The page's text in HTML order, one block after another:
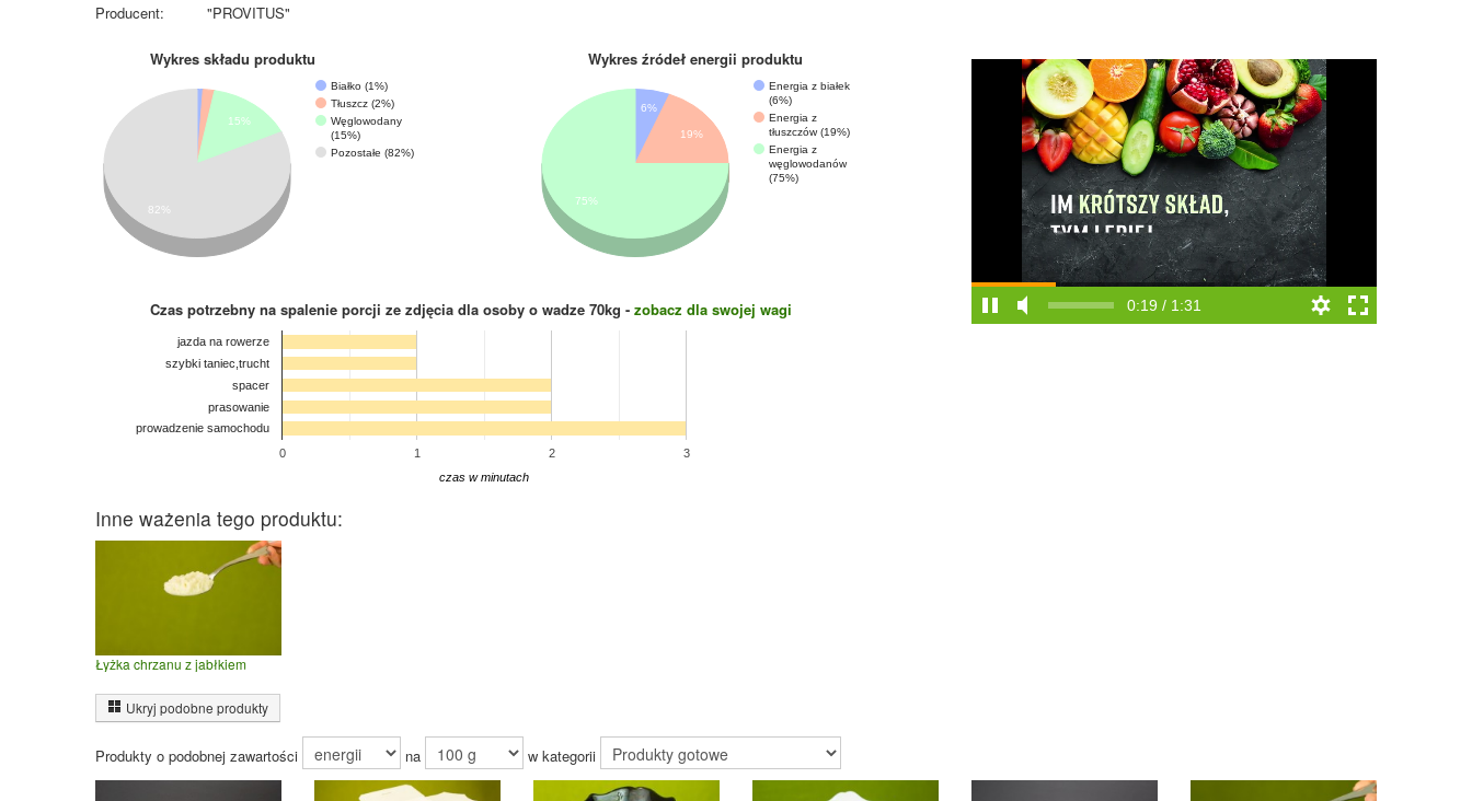
Producent:
"PROVITUS"
Wykres składu produktu
Białko (1%)
Tłuszcz (2%)
Węglowodany
(15%)
Pozostałe (82%)
15%
82%
Wykres źródeł energii produktu
Energia z białek
(6%)
Energia z
tłuszczów (19%)
Energia z
węglowodanów
(75%)
6%
19%
75%
Czas potrzebny na spalenie porcji ze zdjęcia dla osoby o wadze 70kg - zobacz dla swojej wagi
0 1 2 3
jazda na rowerze
szybki taniec,trucht
spacer
prasowanie
prowadzenie samochodu
czas w minutach
0:19 / 1:31
Inne ważenia tego produktu:
Łyżka chrzanu z jabłkiem
Ukryj podobne produkty
Produkty o podobnej zawartości na w kategorii